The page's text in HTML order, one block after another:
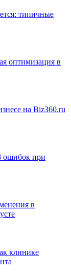
типичные
оптимизация в
на Biz360.ru
ошибок при
в
клинике